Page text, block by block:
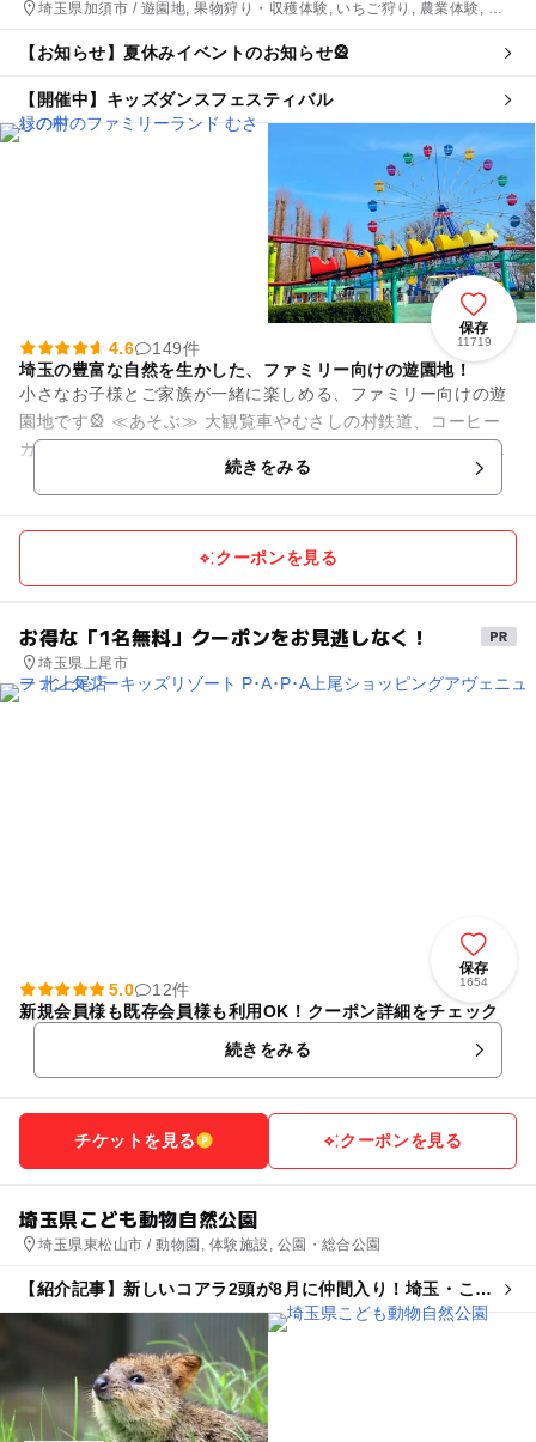
埼玉県加須市 / 遊園地, 果物狩り・収穫体験, いちご狩り, 農業体験, プ
【お知らせ】夏休みイベントのお知らせ🎡
【開催中】キッズダンスフェスティバル
保存
11719
4.6
149件
埼玉の豊富な自然を生かした、ファミリー向けの遊園地！
小さなお子様とご家族が一緒に楽しめる、ファミリー向けの遊
園地です🎡 ≪あそぶ≫ 大観覧車やむさしの村鉄道、コーヒー
カップやメリーゴーランドなど小さなお子様向けの遊園地とな
続きをみる
クーポンを見る
お得な「1名無料」クーポンをお見逃しなく！
埼玉県上尾市
保存
1654
5.0
12件
新規会員様も既存会員様も利用OK！クーポン詳細をチェック
続きをみる
チケットを見る クーポンを見る
埼玉県こども動物自然公園
埼玉県東松山市 / 動物園, 体験施設, 公園・総合公園
【紹介記事】新しいコアラ2頭が8月に仲間入り！埼玉・こど
も動物自然公園で40周年記念イベント